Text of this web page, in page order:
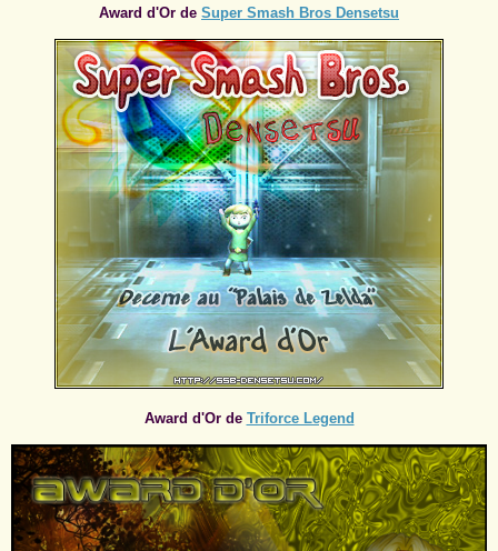
Award d'Or de Super Smash Bros Densetsu
Award d'Or de Triforce Legend